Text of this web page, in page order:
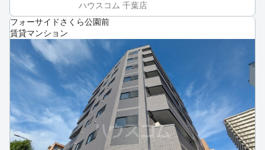
ハウスコム 千葉店
フォーサイドさくら公園前
賃貸マンション